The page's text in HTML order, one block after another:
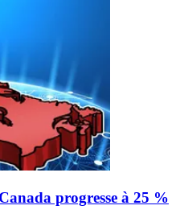
progresse à 25 %